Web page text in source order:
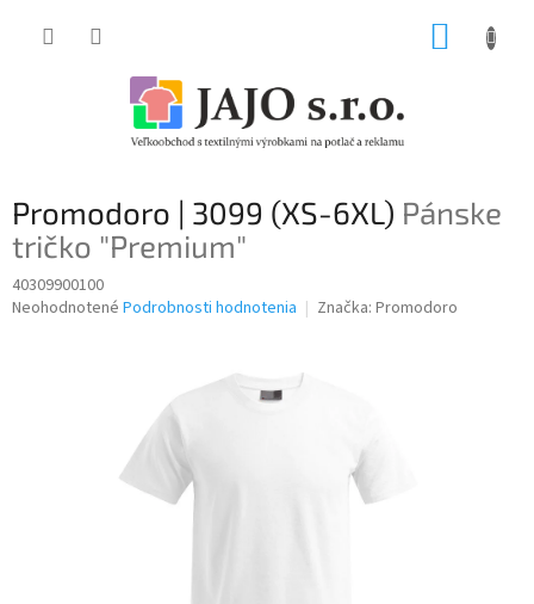
Promodoro | 3099 (XS-6XL) Pánske
tričko "Premium"
40309900100
Priemerné
Neohodnotené Podrobnosti hodnotenia Značka: Promodoro